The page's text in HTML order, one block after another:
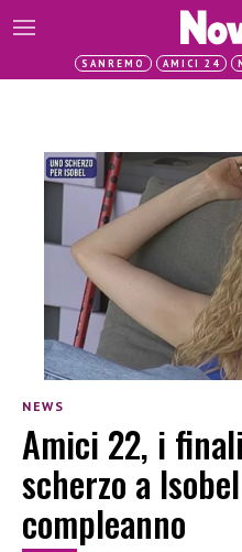
SANREMO AMICI 24
NEWS
Amici 22, i
scherzo a
compleanno